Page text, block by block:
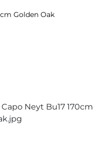
Golden Oak